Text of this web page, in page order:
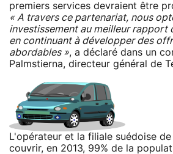
premiers services devraient être
« A travers ce partenariat, nous
investissement au meilleur
en continuant à développer des
abordables », a déclaré dans un
Palmstierna, directeur général de
L'opérateur et la filiale suédoise
couvrir, en 2013, 99% de la